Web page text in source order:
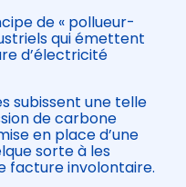
de « pollueur-
qui émettent
d’électricité
subissent une telle
de carbone
en place d’une
sorte à les
facture involontaire.